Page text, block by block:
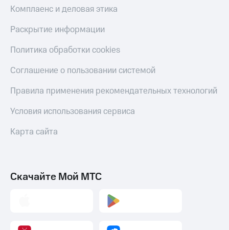
Комплаенс и деловая этика
Раскрытие информации
Политика обработки cookies
Соглашение о пользовании системой
Правила применения рекомендательных технологий
Условия использования сервиса
Карта сайта
Скачайте Мой МТС